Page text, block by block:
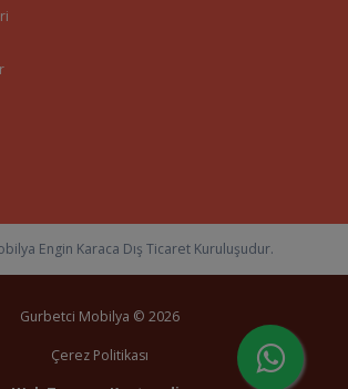
Engin Karaca Dış Ticaret Kuruluşudur.
Gurbetci Mobilya © 2026
Çerez Politikası